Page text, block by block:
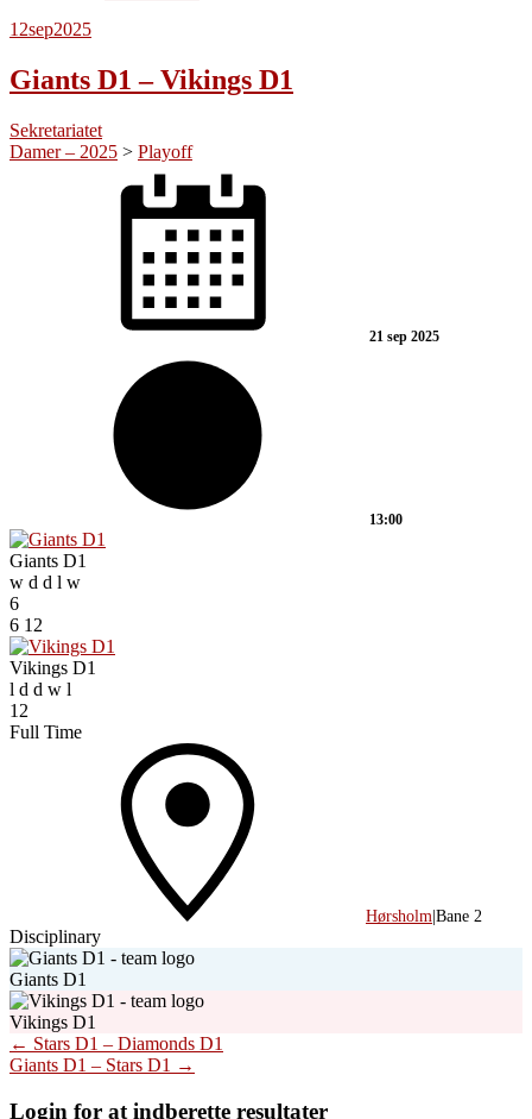
12sep2025
Giants D1 – Vikings D1
Sekretariatet
Damer – 2025 > Playoff
21 sep 2025
13:00
Giants D1
w d d l w
6
6 12
Vikings D1
l d d w l
12
Full Time
Hørsholm Bane 2
Disciplinary
Giants D1
Vikings D1
Post
navigation
← Stars D1 – Diamonds D1
Giants D1 – Stars D1 →
Login for at indberette resultater